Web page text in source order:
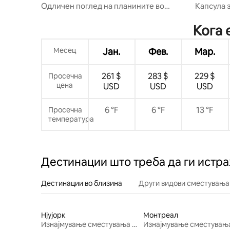
Одличен поглед на планините во
Капсула
Кога
Месец Јан. Фев. Мар.
Просечна
цена
261 $
USD
283 $
USD
229 $
USD
Просечна
температура
6 °F 6 °F 13 °F
Дестинации што треба да ги
Дестинации во близина Други видови сместувања
Нјујорк
Изнајмување сместувања за одмор
Монтреал